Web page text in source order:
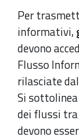
Per
informativi,
devono
Flusso
rilasciate
Si
dei flussi tra
devono